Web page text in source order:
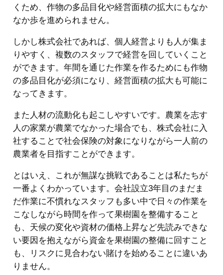
くため、作物の多品目化や経営面積の拡大にもなか
なか歩を進められません。
しかし株式会社であれば、個人経営よりも人が集ま
りやすく、複数のスタッフで経営を回していくこと
ができます。年間を通じた作業を作るためにも作物
の多品目化が必須になり、経営面積の拡大も可能に
なってきます。
また人材の流動化も起こしやすいです。農業を志す
人の家業が農業でなかった場合でも、株式会社に入
社することで社会保険の対象になりながら一人前の
農業者を目指すことができます。
とはいえ、これが無謀な挑戦であることは私たちが
一番よくわかっています。会社設立3年目のまだま
だ作業に不慣れなスタッフも多い中で日々の作業を
こなしながら時間を作って果樹園を整備すること
も、天候の変化や資材の価格上昇など先読みできな
い要因を抱えながら資金を果樹園の整備に回すこと
も、リスクに見合わない賭けを始めることに違いあ
りません。